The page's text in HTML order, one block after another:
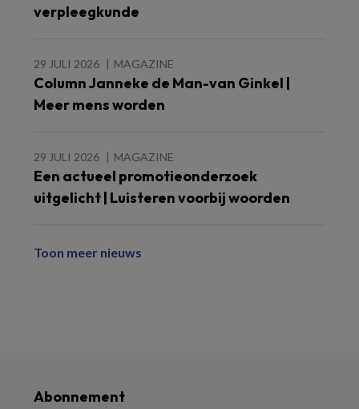
verpleegkunde
29 JULI 2026 MAGAZINE
Column Janneke de Man-van Ginkel |
Meer mens worden
29 JULI 2026 MAGAZINE
Een actueel promotieonderzoek
uitgelicht | Luisteren voorbij woorden
Toon meer nieuws
Abonnement